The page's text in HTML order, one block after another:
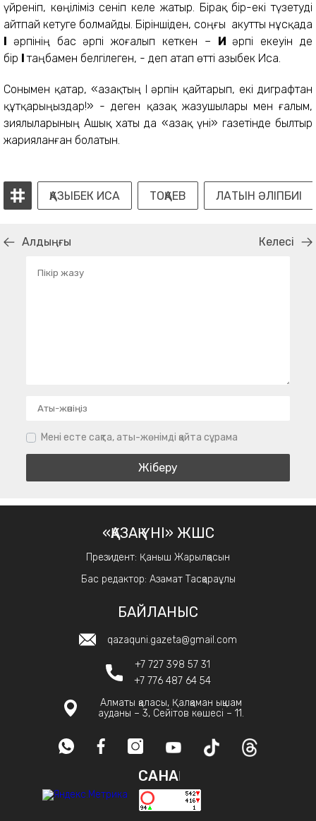
үйреніп, көңіліміз сеніп келе жатыр. Бірақ бір-екі түзетуді
айтпай кетуге болмайды. Біріншіден, соңғы акутты нұсқада
әрпінің бас әрпі жоғалып кеткен – Иәрпі екеуін де
бір
Ітаңбамен белгілеген, - деп атап өтті Қазыбек Иса.
Сонымен қатар, «Қазақтың І әрпін қайтарып, екі диграфтан
құтқарыңыздар!» - деген қазақ жазушылары мен ғалым,
зиялыларының Ашық хаты да «Қазақ үні» газетінде былтыр
жарияланған болатын.
ҚАЗЫБЕК ИСА ТОҚАЕВ ЛАТЫН ӘЛІПБИІ
Алдыңғы Келесі
Мені есте сақта, аты-жөнімді қайта сұрама
«ҚАЗАҚ ҮНІ» ЖШС
Президент: Қаныш Жарылқасын
Бас редактор: Азамат Тасқараұлы
БАЙЛАНЫС
qazaquni.gazeta@gmail.com
+7 727 398 57 31
+7 776 487 64 54
Алматы қаласы, Қалқаман ықшам
ауданы – 3, Сейітов көшесі – 11.
САНАҚ